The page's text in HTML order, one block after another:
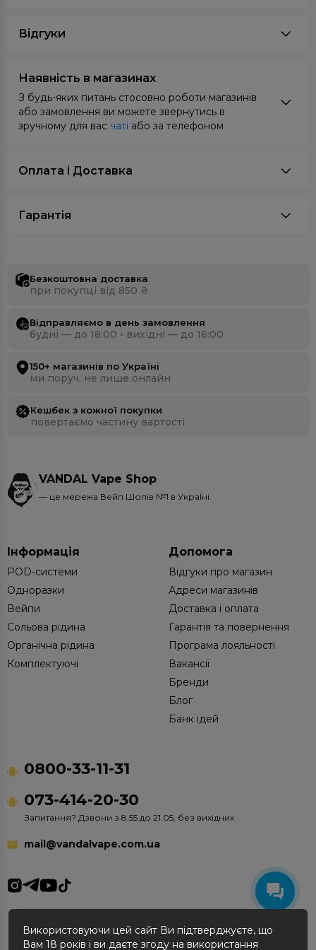
Відгуки
Наявність в магазинах
З будь-яких питань стосовно роботи магазинів
або замовлення ви можете звернутись в
зручному для вас чаті або за телефоном
Оплата i Доставка
Гарантія
Безкоштовна доставка
при покупці від 850 ₴
Відправляємо в день замовлення
будні — до 18:00 • вихідні — до 16:00
150+ магазинів по Україні
ми поруч, не лише онлайн
Кешбек з кожної покупки
повертаємо частину вартості
VANDAL Vape Shop
— це мережа Вейп Шопів №1 в УкраЇні.
Інформація
POD-системи
Одноразки
Вейпи
Сольова рідина
Органічна рідина
Комплектуючі
Допомога
Відгуки про магазин
Адреси магазинів
Доставка і оплата
Гарантія та повернення
Програма лояльності
Вакансії
Бренди
Блог
Банк ідей
0800-33-11-31
073-414-20-30
Запитання? Дзвони з 8.55 до 21.05, без вихідних
mail@vandalvape.com.ua
Використовуючи цей сайт Ви підтверджуєте, що
Вам 18 років і ви даєте згоду на використання